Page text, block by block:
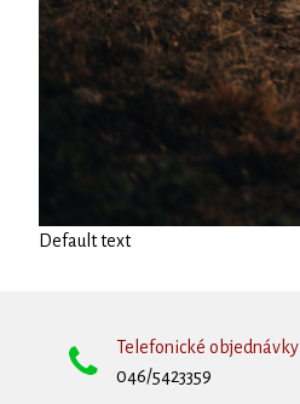
Default text
Telefonické objednávky
046/5423359